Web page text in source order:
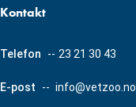
Kontakt
Telefon -- 23 21 30 43
E-post -- info@vetzoo.no